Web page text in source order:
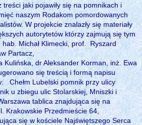
jaki pojawiły się na pomnikach i
naszym Rodakom pomordowanych
W projekcie znalazły się materiały
autorytetów którzy zajmują się tym
Michał Klimecki, prof. Ryszard
Partacz,
Kulińska, dr Aleksander Korman, inż. Ewa
się treścią i formą napisu
Chełm Lubelski pomnik przy ulicy
u zbiegu ulic Stolarskiej, Mniszki i
tablica znajdująca się na
Krakowskie Przedmieście 64,
się w kościele Najświętszego Serca